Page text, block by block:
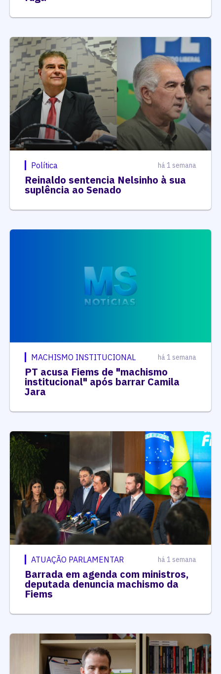
Política há 1 semana
Reinaldo sentencia Nelsinho à sua
suplência ao Senado
MACHISMO INSTITUCIONAL há 1 semana
PT acusa Fiems de "machismo
institucional" após barrar Camila
Jara
ATUAÇÃO PARLAMENTAR há 1 semana
Barrada em agenda com ministros,
deputada denuncia machismo da
Fiems